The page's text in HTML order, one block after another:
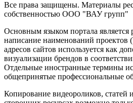
Все права защищены. Материалы
собственностью ООО "ВАУ групп"
Основным языком портала является
написание наименований проектов
адресов сайтов используется как
визуализации брендов в
Отдельные иностранные термины
общепринятые профессиональные
Копирование видеороликов, статей